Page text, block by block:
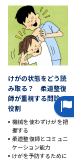
ールを立てよう
国一斉進学調査
学問検索
けがの状態をどう読
み取る？ 柔道整復
師が重視する問診の
役割
機械を使わずけがを把
握する
柔道整復師とコミュニ
ケーション能力
けがを予防するために